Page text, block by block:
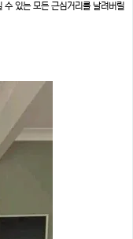
있는 모든 근심거리를 날려버릴